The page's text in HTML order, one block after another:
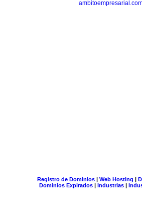
Registro de Dominios| Web Hosting |
Dominios Expirados | Industrias |